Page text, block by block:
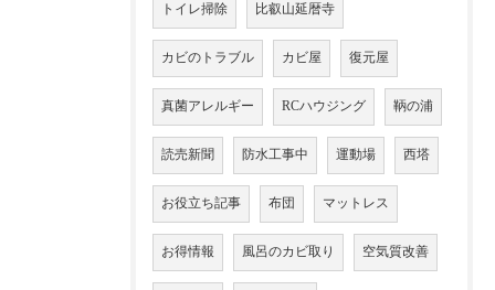
トイレ掃除 比叡山延暦寺
カビのトラブル カビ屋 復元屋
真菌アレルギー RCハウジング 鞆の浦
読売新聞 防水工事中 運動場 西塔
お役立ち記事 布団 マットレス
お得情報 風呂のカビ取り 空気質改善